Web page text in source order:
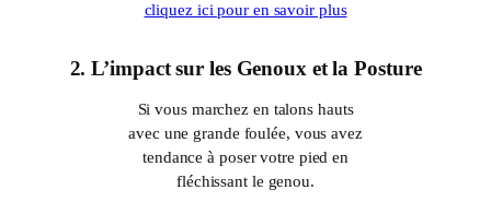
cliquez ici pour en savoir plus
2. L’impact sur les Genoux et la Posture
Si vous marchez en talons hauts
avec une grande foulée, vous avez
tendance à poser votre pied en
fléchissant le genou.